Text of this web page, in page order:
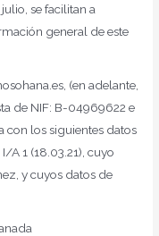
se facilitan a
general de este
(en adelante,
de NIF: B-04969622 e
con los siguientes datos
A 1 (18.03.21), cuyo
y cuyos datos de